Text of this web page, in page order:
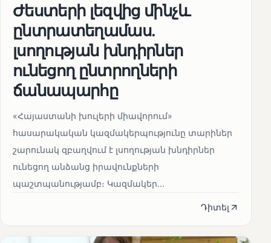
Ժեստերի լեզվից մինչև
ընտրատեղամաս.
լսողության խնդիրներ
ունեցող ընտրողների
ճանապարհը
«Հայաստանի խուլերի միավորում»
հասարակական կազմակերպությունը տարիներ
շարունակ զբաղվում է լսողության խնդիրներ
ունեցող անձանց իրավունքների
պաշտպանությամբ։ Կազմակեր...
Դիտել